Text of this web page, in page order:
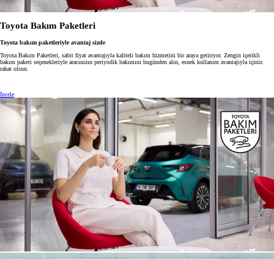
Toyota Bakım Paketleri
Toyota bakım paketleriyle avantaj sizde
Toyota Bakım Paketleri, sabit fiyat avantajıyla kaliteli bakım hizmetini bir araya getiriyor. Zengin içerikli
bakım paketi seçenekleriyle aracınızın periyodik bakımını bugünden alın, esnek kullanım avantajıyla içiniz
rahat olsun.
İncele